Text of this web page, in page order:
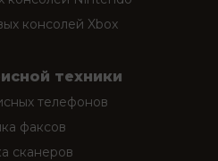
консолей Xbox
техники
телефонов
факсов
сканеров